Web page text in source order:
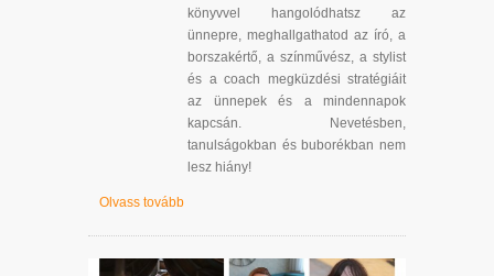
könyvvel hangolódhatsz az
ünnepre, meghallgathatod az író, a
borszakértő, a színművész, a stylist
és a coach megküzdési stratégiáit
az ünnepek és a mindennapok
kapcsán. Nevetésben,
tanulságokban és buborékban nem
lesz hiány!
Olvass tovább